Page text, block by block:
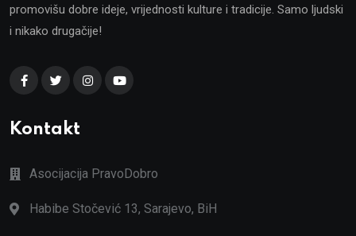
promovišu dobre ideje, vrijednosti kulture i tradicije. Samo ljudski
i nikako drugačije!
Kontakt
Asocijacija PravoDobro
Habibe Stočević 13, Sarajevo, BiH